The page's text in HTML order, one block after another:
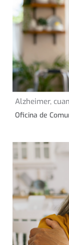
20 de septiembre
CONSEJOS DE
Alzheimer,
Oficina de